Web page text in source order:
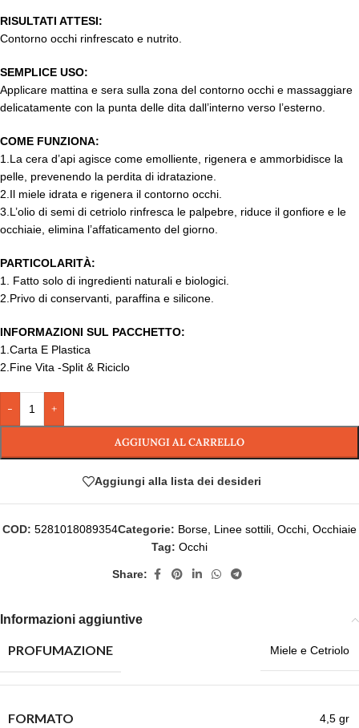
RISULTATI ATTESI:
Contorno occhi rinfrescato e nutrito.
SEMPLICE USO:
Applicare mattina e sera sulla zona del contorno occhi e massaggiare
delicatamente con la punta delle dita dall’interno verso l’esterno.
COME FUNZIONA:
1.La cera d’api agisce come emolliente, rigenera e ammorbidisce la
pelle, prevenendo la perdita di idratazione.
2.Il miele idrata e rigenera il contorno occhi.
3.L’olio di semi di cetriolo rinfresca le palpebre, riduce il gonfiore e le
occhiaie, elimina l’affaticamento del giorno.
PARTICOLARITÀ:
1. Fatto solo di ingredienti naturali e biologici.
2.Privo di conservanti, paraffina e silicone.
INFORMAZIONI SUL PACCHETTO:
1.Carta E Plastica
2.Fine Vita -Split & Riciclo
- +
AGGIUNGI AL CARRELLO
Aggiungi alla lista dei desideri
COD: 5281018089354Categorie: Borse Linee sottili Occhi Occhiaie
Tag: Occhi
Share:
Informazioni aggiuntive
PROFUMAZIONE Miele e Cetriolo
FORMATO 4,5 gr